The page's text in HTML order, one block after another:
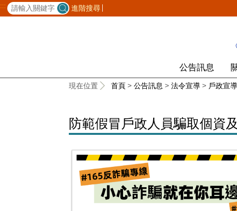
::: 進階搜尋
公告訊息
現在位置 首頁 > 公告訊息 > 法令宣導 > 戶政宣導
防範假冒戶政人員騙取個資